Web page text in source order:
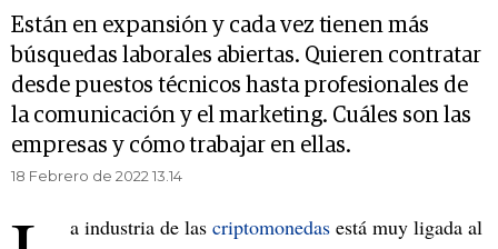
Están en expansión y cada vez tienen más
búsquedas laborales abiertas. Quieren contratar
desde puestos técnicos hasta profesionales de
la comunicación y el marketing. Cuáles son las
empresas y cómo trabajar en ellas.
18 Febrero de 2022 13.14
a industria de las criptomonedas está muy ligada al